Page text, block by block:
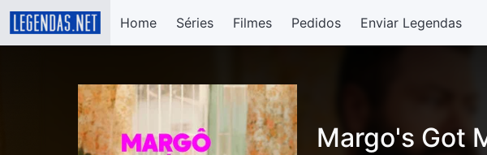
Home Séries Filmes Pedidos Enviar Legendas
Margo's Got